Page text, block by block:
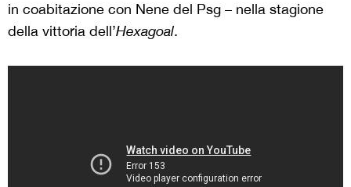
in coabitazione con Nene del Psg – nella stagione
della vittoria dell’Hexagoal.